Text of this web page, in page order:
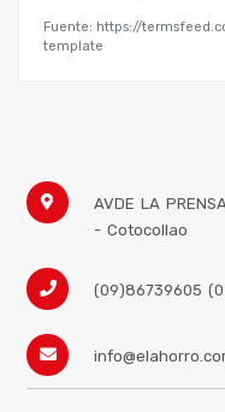
Fuente: https://
template
AVDE LA
- Cotocollao
(09)86739605